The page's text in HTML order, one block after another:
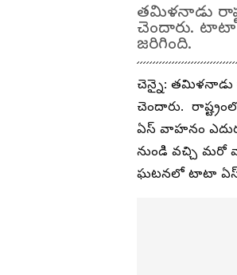
తమిళనాడు
చెందారు.
జరిగింది.
చెన్నై: తమిళనాడు
చెందారు.
ఏస్ వాహనం
నుండి వచ్చి మరో
ఘటనలో టాటా ఏస్